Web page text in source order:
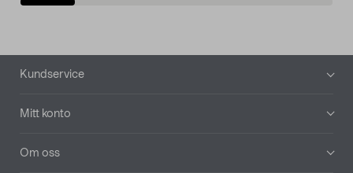
Sidfot
Kundservice
Mitt konto
Om oss